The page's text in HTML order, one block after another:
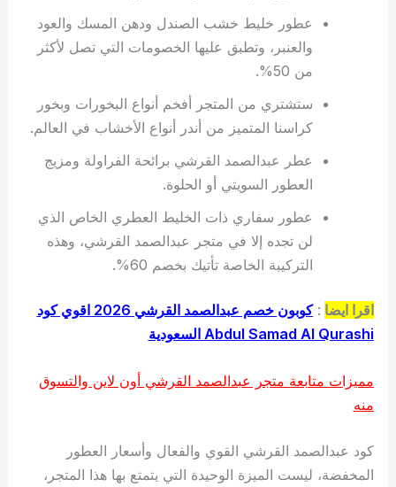
عطور خليط خشب الصندل ودهن المسك والعود
والعنبر، وتطبق عليها الخصومات التي تصل لأكثر
من 50%.
ستشتري من المتجر أفخم أنواع البخورات وبخور
كراسنا المتميز من أندر أنواع الأخشاب في العالم.
عطر عبدالصمد القرشي برائحة الفراولة ومزيج
العطور السويتي أو الحلوة.
عطور سفاري ذات الخليط العطري الخاص الذي
لن تجده إلا في متجر عبدالصمد القرشي، وهذه
التركيبة الخاصة تأتيك بخصم 60%.
اقرا ايضا :
كوبون خصم عبدالصمد القرشي 2026 اقوي كود
Abdul Samad Al Qurashi السعودية
مميزات متابعة متجر عبدالصمد القرشي أون لاين والتسوق
منه
كود عبدالصمد القرشي القوي والفعال وأسعار العطور
المخفضة، ليست الميزة الوحيدة التي يتمتع بها هذا المتجر،